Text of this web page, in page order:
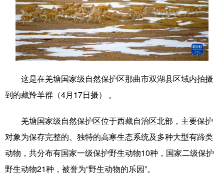
访谈 视频 图片 政务
法律 中央文件 金融 汽车
食品 人居 信息化 数字经济
学术中国 乡村振兴 银龄 溯源中国
城市 旅游
彩票 娱乐 时尚 悦读
公益 一带一路 亚太网 上市公司
文化产业
这是在羌塘国家级自然保护区那曲市双湖县区域内拍摄
到的藏羚羊群（4月17日摄） 。
羌塘国家级自然保护区位于西藏自治区北部，主要保护
对象为保存完整的、独特的高寒生态系统及多种大型有蹄类
动物，共分布有国家一级保护野生动物10种，国家二级保护
野生动物21种，被誉为“野生动物的乐园”。